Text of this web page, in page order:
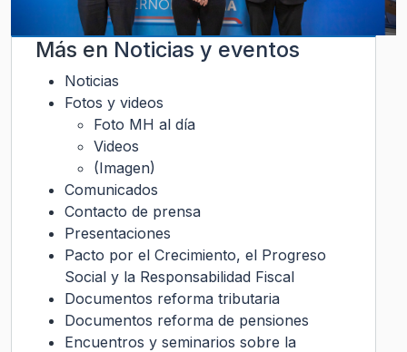
Más en Noticias y eventos
Noticias
Fotos y videos
Foto MH al día
Videos
(Imagen)
Comunicados
Contacto de prensa
Presentaciones
Pacto por el Crecimiento, el Progreso
Social y la Responsabilidad Fiscal
Documentos reforma tributaria
Documentos reforma de pensiones
Encuentros y seminarios sobre la